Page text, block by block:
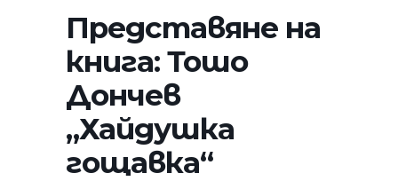
Представяне на
книга: Тошо
Дончев
„Хайдушка
гощавка“